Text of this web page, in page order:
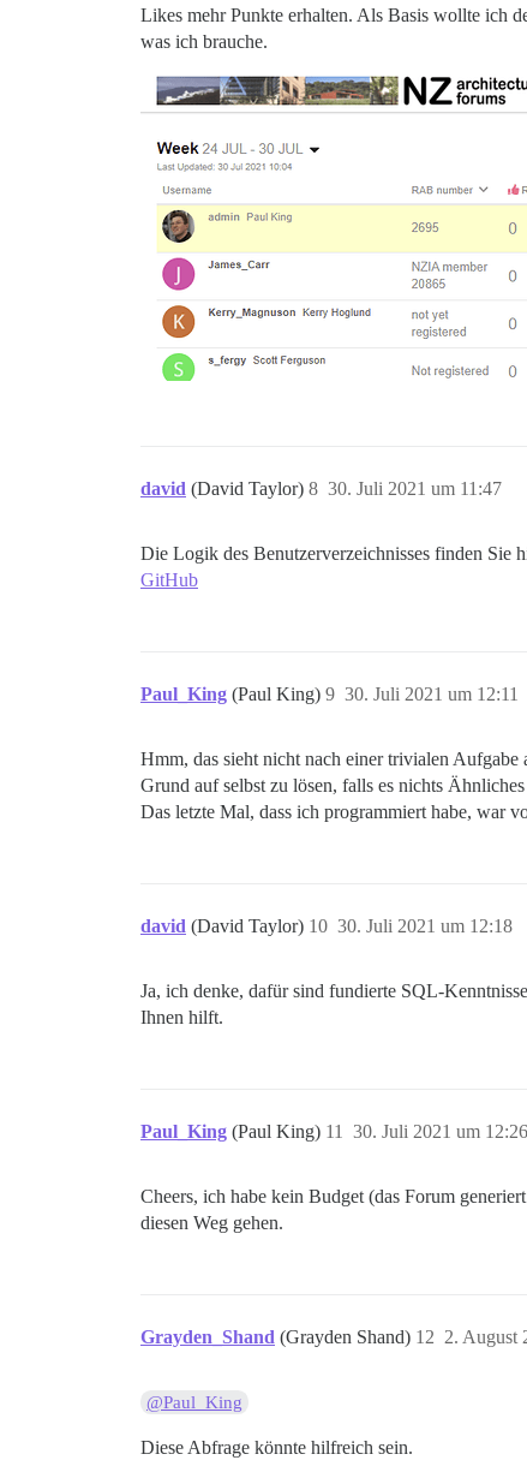
Likes mehr Punkte erhalten. Als Basis wollte ich
was ich brauche.
david (David Taylor) 30. Juli 2021 um 11:47
8
Die Logik des Benutzerverzeichnisses finden Sie
GitHub
Paul_King (Paul King) 30. Juli 2021 um 12:11
9
Hmm, das sieht nicht nach einer trivialen
Grund auf selbst zu lösen, falls es nichts
Das letzte Mal, dass ich programmiert habe, war
david (David Taylor) 30. Juli 2021 um 12:18
10
Ja, ich denke, dafür sind fundierte SQL-
Ihnen hilft.
Paul_King (Paul King) 30. Juli 2021 um 12:26
11
Cheers, ich habe kein Budget (das Forum
diesen Weg gehen.
Grayden_Shand (Grayden Shand) 2. August
12
@Paul_King
Diese Abfrage könnte hilfreich sein.